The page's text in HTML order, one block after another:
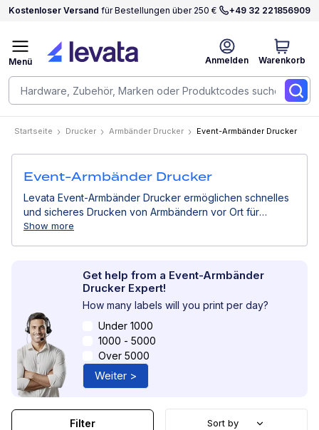
Kostenloser Versand für Bestellungen über 250 € +49 32 221856909
Anmelden Warenkorb
Menü
Startseite Drucker Armbänder Drucker Event-Armbänder Drucker
Event-Armbänder Drucker
Levata Event-Armbänder Drucker ermöglichen schnelles
und sicheres Drucken von Armbändern vor Ort für
Konzerte, Festivals, Konferenzen und Veranstaltungsorte.
die Teilnehmer effizient zu verwalten und
Einlassverzögerungen zu reduzieren.
Show more
Get help from a Event-Armbänder
Drucker Expert!
How many labels will you print per day?
Under 1000
1000 - 5000
Over 5000
Weiter >
Filter Sort by